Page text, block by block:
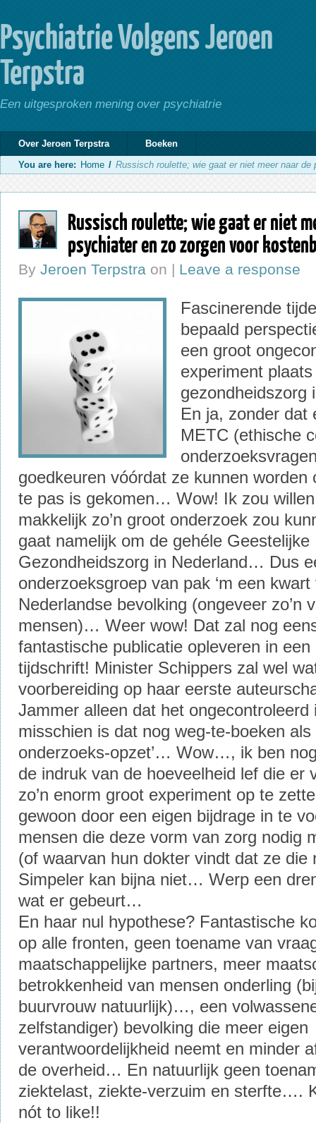
Psychiatrie Volgens Jeroen
Terpstra
Een uitgesproken mening over psychiatrie
Over Jeroen Terpstra
Boeken
You are here: Home / Russisch roulette; wie gaat er niet meer naar
Russisch roulette; wie gaat er niet
psychiater en zo zorgen voor
By Jeroen Terpstra on | Leave a response
Fascinerende
bepaald
een groot
experiment
En ja, zonder dat
METC (ethische
goedkeuren vóórdat ze kunnen worden
te pas is gekomen… Wow! Ik zou
makkelijk zo’n groot onderzoek zou
gaat namelijk om de gehéle Geestelijke
Gezondheidszorg in Nederland… Dus
onderzoeksgroep van pak ‘m een kwart
Nederlandse bevolking (ongeveer zo’n
mensen)… Weer wow! Dat zal nog
fantastische publicatie opleveren in
tijdschrift! Minister Schippers zal wel
voorbereiding op haar eerste
Jammer alleen dat het
misschien is dat nog weg-te-boeken als
onderzoeks-opzet’… Wow…, ik ben
de indruk van de hoeveelheid lef die er
zo’n enorm groot experiment op te
gewoon door een eigen bijdrage in te
mensen die deze vorm van zorg nodig
(of waarvan hun dokter vindt dat ze
Simpeler kan bijna niet… Werp een
wat er gebeurt…
En haar nul hypothese? Fantastische
op alle fronten, geen toename van
maatschappelijke partners, meer
betrokkenheid van mensen onderling
buurvrouw natuurlijk)…, een
zelfstandiger) bevolking die meer eigen
verantwoordelijkheid neemt en minder
de overheid… En natuurlijk geen
ziektelast, ziekte-verzuim en sterfte….
nót to like!!